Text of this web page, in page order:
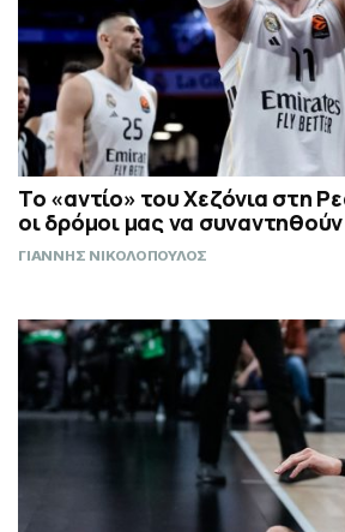
Το «αντίο» του Χεζόνια στη
οι δρόμοι μας να
ΓΙΑΝΝΗΣ ΝΙΚΟΛΟΠΟΥΛΟΣ